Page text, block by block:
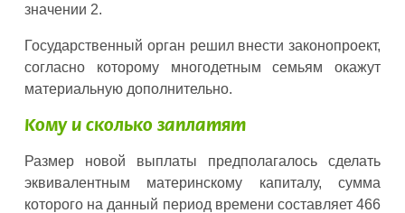
значении 2.
Государственный орган решил внести законопроект,
согласно которому многодетным семьям окажут
материальную дополнительно.
Кому и сколько заплатят
Размер новой выплаты предполагалось сделать
эквивалентным материнскому капиталу, сумма
которого на данный период времени составляет 466